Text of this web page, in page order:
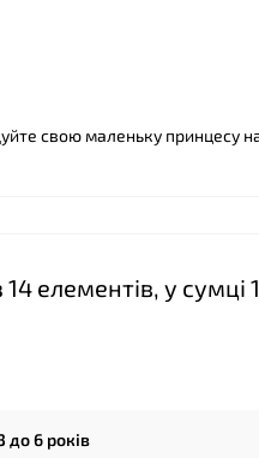
свою маленьку принцесу
елементів, у сумці
до 6 років